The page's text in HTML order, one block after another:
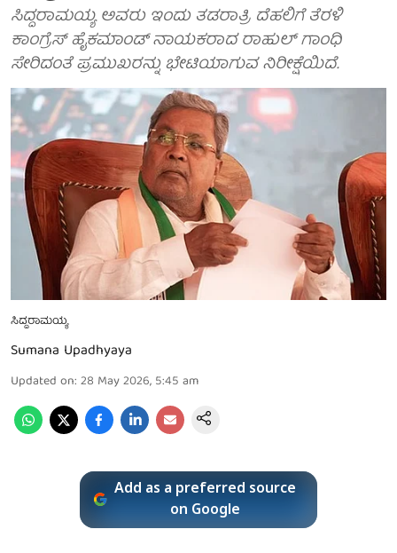
ಸಿದ್ದರಾಮಯ್ಯ ಅವರು ಇಂದು ತಡರಾತ್ರಿ ದೆಹಲಿಗೆ ತೆರಳಿ
ಕಾಂಗ್ರೆಸ್ ಹೈಕಮಾಂಡ್ ನಾಯಕರಾದ ರಾಹುಲ್ ಗಾಂಧಿ
ಸೇರಿದಂತೆ ಪ್ರಮುಖರನ್ನು ಭೇಟಿಯಾಗುವ ನಿರೀಕ್ಷೆಯಿದೆ.
ಸಿದ್ದರಾಮಯ್ಯ
Sumana Upadhyaya
Updated on: 28 May 2026, 5:45 am
Add as a preferred source
on Google